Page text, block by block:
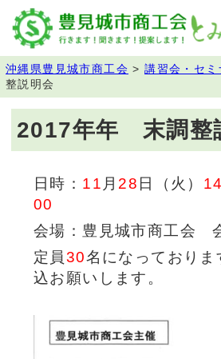
沖縄県豊見城市商工会 >講習会・セミ
整説明会
2017年年 末調整
日時： 11 月 28 日（火）
00
会場：豊見城市商工会
定員30名になっておりま
込お願いします。